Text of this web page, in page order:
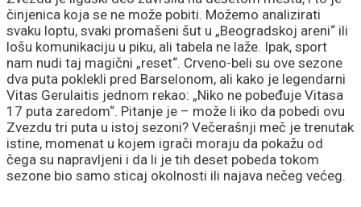
činjenica koja se ne može pobiti. Možemo analizirati
svaku loptu, svaki promašeni šut u „Beogradskoj areni“ ili
lošu komunikaciju u piku, ali tabela ne laže. Ipak, sport
nam nudi taj magični „reset“. Crveno-beli su ove sezone
dva puta poklekli pred Barselonom, ali kako je legendarni
Vitas Gerulaitis jednom rekao: „Niko ne pobeđuje Vitasa
17 puta zaredom“. Pitanje je – može li iko da pobedi ovu
Zvezdu tri puta u istoj sezoni? Večerašnji meč je trenutak
istine, momenat u kojem igrači moraju da pokažu od
čega su napravljeni i da li je tih deset pobeda tokom
sezone bio samo sticaj okolnosti ili najava nečeg većeg.